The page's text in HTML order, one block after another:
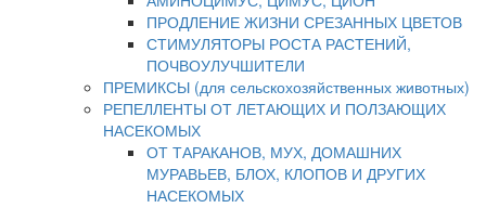
ПРОДЛЕНИЕ ЖИЗНИ СРЕЗАННЫХ ЦВЕТОВ
СТИМУЛЯТОРЫ РОСТА РАСТЕНИЙ,
ПОЧВОУЛУЧШИТЕЛИ
ПРЕМИКСЫ (для сельскохозяйственных животных)
РЕПЕЛЛЕНТЫ ОТ ЛЕТАЮЩИХ И ПОЛЗАЮЩИХ
НАСЕКОМЫХ
ОТ ТАРАКАНОВ, МУХ, ДОМАШНИХ
МУРАВЬЕВ, БЛОХ, КЛОПОВ И ДРУГИХ
НАСЕКОМЫХ